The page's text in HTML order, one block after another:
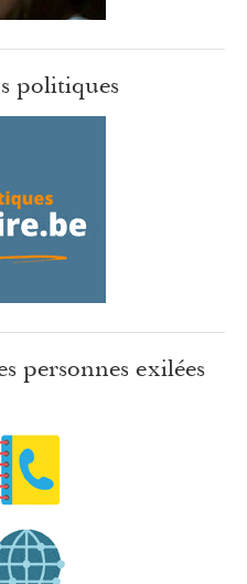
politiques
personnes exilées